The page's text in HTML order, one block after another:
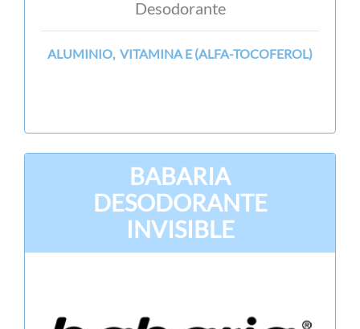
Desodorante
ALUMINIO, VITAMINA E (ALFA-TOCOFEROL)
BABARIA
DESODORANTE
INVISIBLE